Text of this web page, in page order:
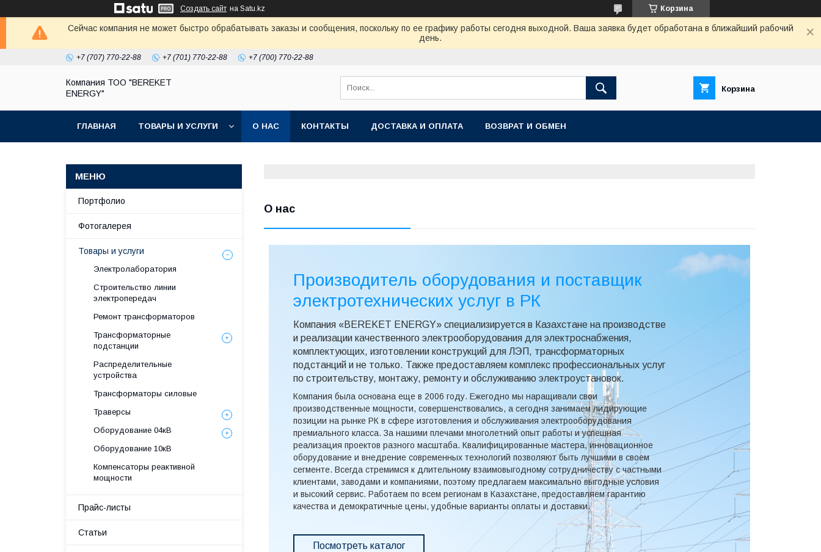
Создать сайт на Satu.kz Корзина
Сейчас компания не может быстро обрабатывать заказы и сообщения, поскольку по ее графику работы сегодня выходной. Ваша заявка будет обработана в ближайший рабочий
день.
+7 (707) 770-22-88 +7 (701) 770-22-88 +7 (700) 770-22-88
Компания ТОО "BEREKET
ENERGY"
Корзина
ГЛАВНАЯ ТОВАРЫ И УСЛУГИ О НАС КОНТАКТЫ ДОСТАВКА И ОПЛАТА ВОЗВРАТ И ОБМЕН
О нас
Производитель оборудования и поставщик
электротехнических услуг в РК
Компания «BEREKET ENERGY» специализируется в Казахстане на производстве
и реализации качественного электрооборудования для электроснабжения,
комплектующих, изготовлении конструкций для ЛЭП, трансформаторных
подстанций и не только. Также предоставляем комплекс профессиональных услуг
по строительству, монтажу, ремонту и обслуживанию электроустановок.
Компания была основана еще в 2006 году. Ежегодно мы наращивали свои
производственные мощности, совершенствовались, а сегодня занимаем лидирующие
позиции на рынке РК в сфере изготовления и обслуживания электрооборудования
премиального класса. За нашими плечами многолетний опыт работы и успешная
реализация проектов разного масштаба. Квалифицированные мастера, инновационное
оборудование и внедрение современных технологий позволяют быть лучшими в своем
сегменте. Всегда стремимся к длительному взаимовыгодному сотрудничеству с частными
клиентами, заводами и компаниями, поэтому предлагаем максимально выгодные условия
и высокий сервис. Работаем по всем регионам в Казахстане, предоставляем гарантию
качества и демократичные цены, удобные варианты оплаты и доставки.
Посмотреть каталог
Портфолио
Фотогалерея
Товары и услуги
Электролаборатория
Строительство линии
электропередач
Ремонт трансформаторов
Трансформаторные
подстанции
Распределительные
устройства
Трансформаторы силовые
Траверсы
Оборудование 04кВ
Оборудование 10кВ
Компенсаторы реактивной
мощности
Прайс-листы
Статьи